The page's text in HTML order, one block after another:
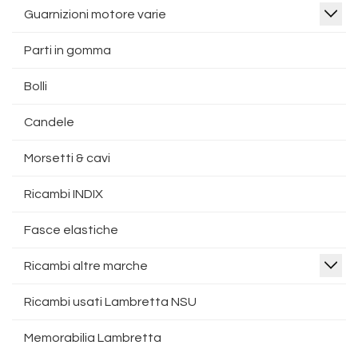
Guarnizioni motore varie
Parti in gomma
Bolli
Candele
Morsetti & cavi
Ricambi INDIX
Fasce elastiche
Ricambi altre marche
Ricambi usati Lambretta NSU
Memorabilia Lambretta